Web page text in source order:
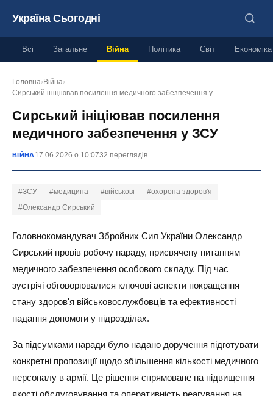
Україна Сьогодні
Всі Загальне Війна Політика Світ Економіка
Головна› Війна›
Сирський ініціював посилення медичного забезпечення у…
Сирський ініціював посилення
медичного забезпечення у ЗСУ
ВІЙНА17.06.2026 о 10:0732 переглядів
#ЗСУ #медицина #військові
#охорона здоров'я
#Олександр Сирський
Головнокомандувач Збройних Сил України Олександр
Сирський провів робочу нараду, присвячену питанням
медичного забезпечення особового складу. Під час
зустрічі обговорювалися ключові аспекти покращення
стану здоров'я військовослужбовців та ефективності
надання допомоги у підрозділах.
За підсумками наради було надано доручення підготувати
конкретні пропозиції щодо збільшення кількості медичного
персоналу в армії. Це рішення спрямоване на підвищення
якості обслуговування та оперативність реагування на